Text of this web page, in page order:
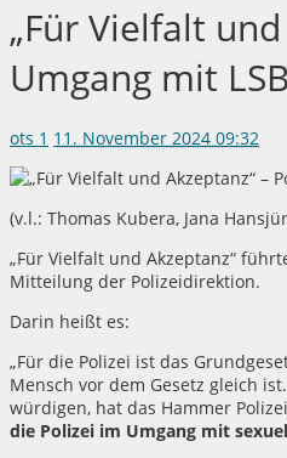
„Für Vielfalt
Umgang mit
ots 1 11. November 2024 09:32
(v.l.: Thomas Kubera, Jana
„Für Vielfalt und Akzeptanz“
Mitteilung der Polizeidirektion.
Darin heißt es:
„Für die Polizei ist das
Mensch vor dem Gesetz gleich
würdigen, hat das Hammer
die Polizei im Umgang mit